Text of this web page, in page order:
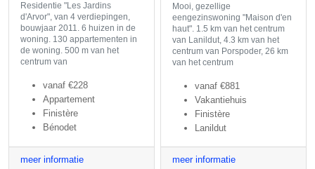
Residentie "Les Jardins
d'Arvor", van 4 verdiepingen,
bouwjaar 2011. 6 huizen in de
woning. 130 appartementen in
de woning. 500 m van het
centrum van
vanaf €228
Appartement
Finistère
Bénodet
meer informatie
Mooi, gezellige
eengezinswoning "Maison d'en
haut". 1.5 km van het centrum
van Lanildut, 4.3 km van het
centrum van Porspoder, 26 km
van het centrum
vanaf €881
Vakantiehuis
Finistère
Lanildut
meer informatie